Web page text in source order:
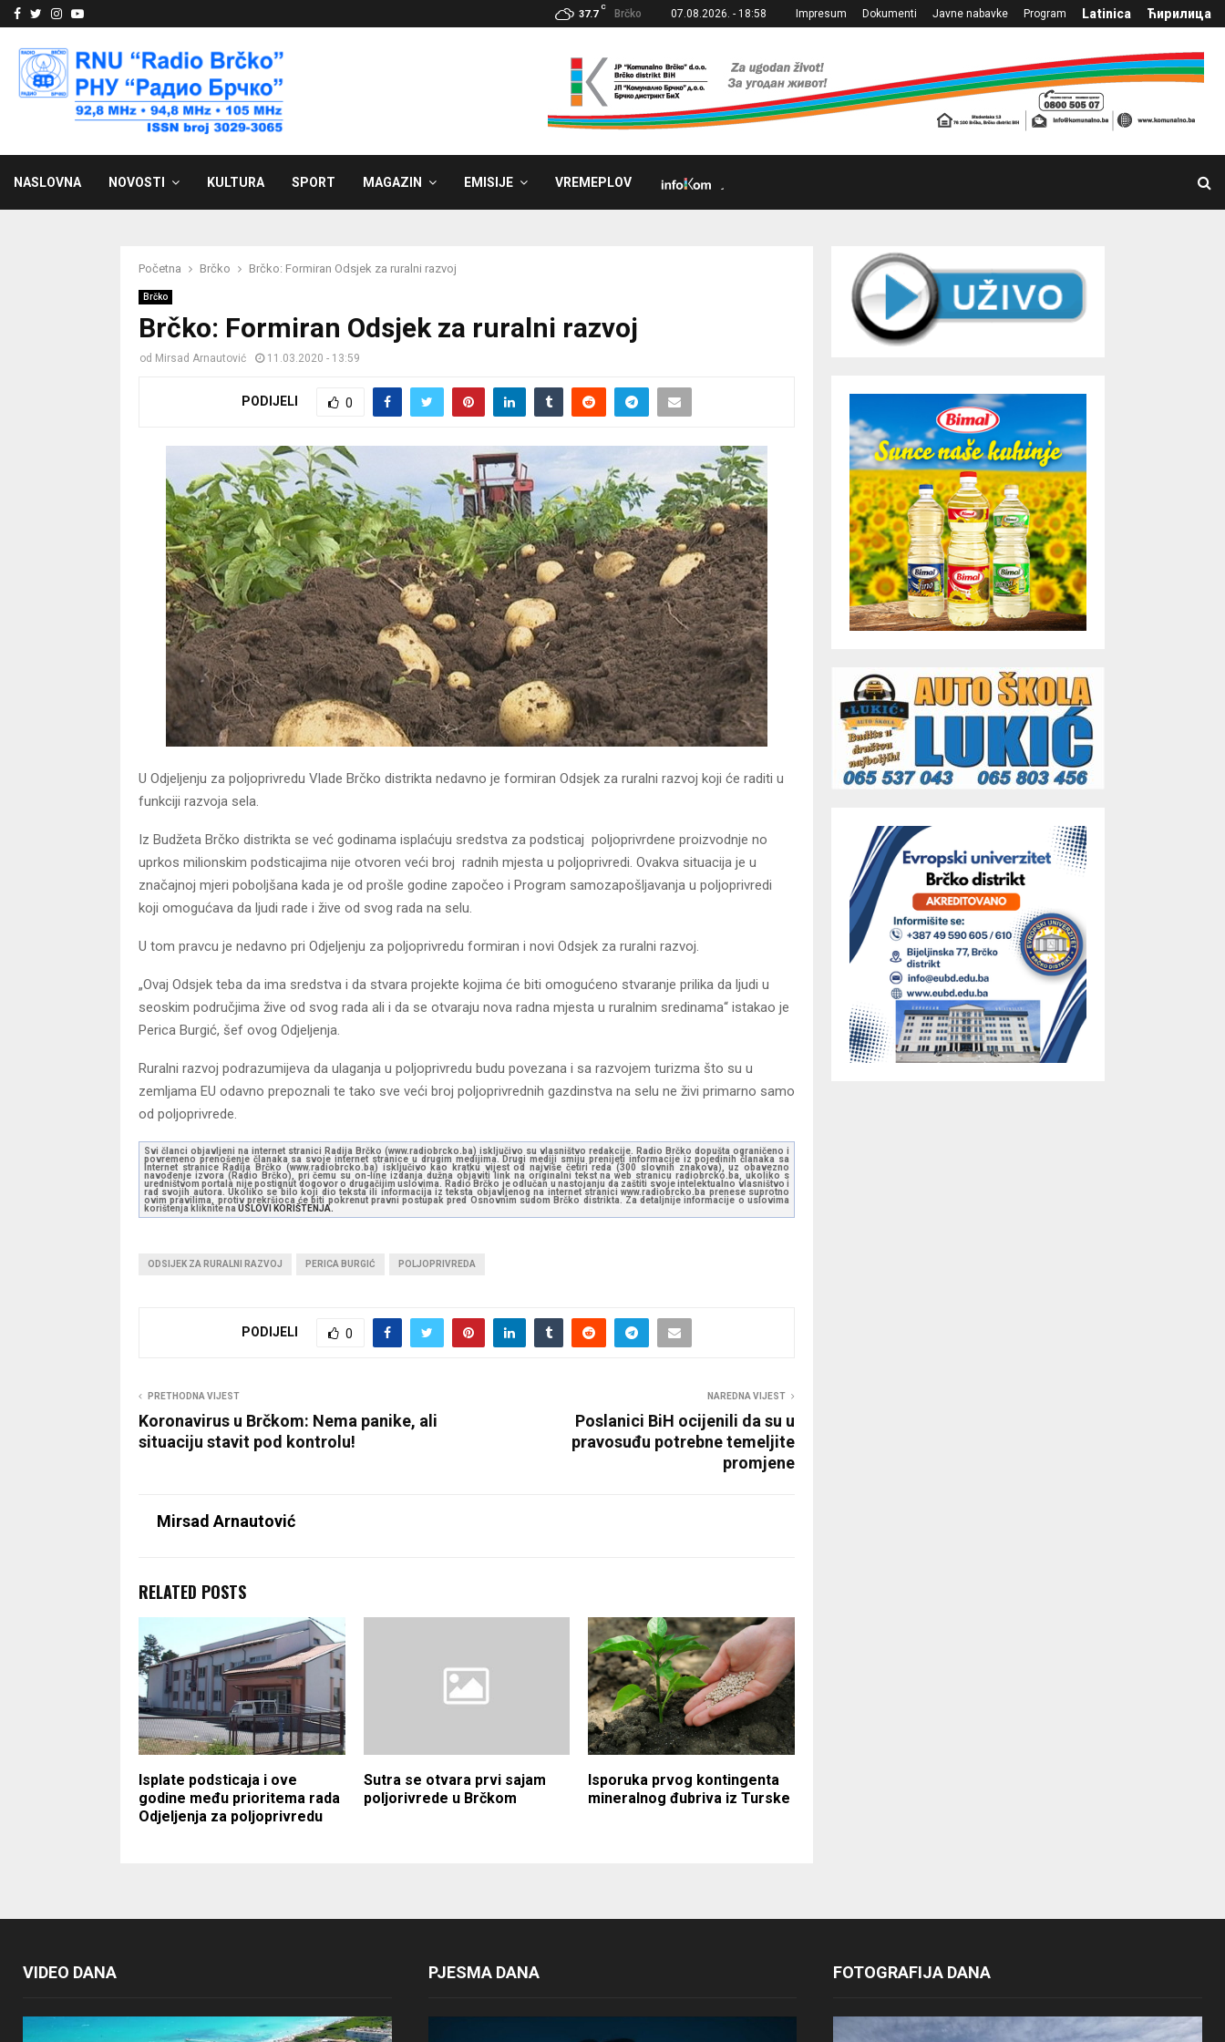
Facebook
Twitter
Instagram
Youtube 37.7
C
Brčko 07.08.2026. - 18:58 Impresum Dokumenti Javne nabavke Program Latinica Ћирилица
NASLOVNA NOVOSTI KULTURA SPORT MAGAZIN EMISIJE VREMEPLOV
Početna Brčko Brčko: Formiran Odsjek za ruralni razvoj
Brčko
Brčko: Formiran Odsjek za ruralni razvoj
od Mirsad Arnautović 11.03.2020 - 13:59
PODIJELI 0
U Odjeljenju za poljoprivredu Vlade Brčko distrikta nedavno je formiran Odsjek za ruralni razvoj koji će raditi u
funkciji razvoja sela.
Iz Budžeta Brčko distrikta se već godinama isplaćuju sredstva za podsticaj poljoprivrdene proizvodnje no
uprkos milionskim podsticajima nije otvoren veći broj radnih mjesta u poljoprivredi. Ovakva situacija je u
značajnoj mjeri poboljšana kada je od prošle godine započeo i Program samozapošljavanja u poljoprivredi
koji omogućava da ljudi rade i žive od svog rada na selu.
U tom pravcu je nedavno pri Odjeljenju za poljoprivredu formiran i novi Odsjek za ruralni razvoj.
„Ovaj Odsjek teba da ima sredstva i da stvara projekte kojima će biti omogućeno stvaranje prilika da ljudi u
seoskim područjima žive od svog rada ali i da se otvaraju nova radna mjesta u ruralnim sredinama“ istakao je
Perica Burgić, šef ovog Odjeljenja.
Ruralni razvoj podrazumijeva da ulaganja u poljoprivredu budu povezana i sa razvojem turizma što su u
zemljama EU odavno prepoznali te tako sve veći broj poljoprivrednih gazdinstva na selu ne živi primarno samo
od poljoprivrede.
Svi članci objavljeni na internet stranici Radija Brčko (www.radiobrcko.ba) isključivo su vlasništvo redakcije. Radio Brčko dopušta ograničeno i
povremeno prenošenje članaka sa svoje internet stranice u drugim medijima. Drugi mediji smiju prenijeti informacije iz pojedinih članaka sa
Internet stranice Radija Brčko (www.radiobrcko.ba) isključivo kao kratku vijest od najviše četiri reda (300 slovnih znakova), uz obavezno
navođenje izvora (Radio Brčko), pri čemu su on-line izdanja dužna objaviti link na originalni tekst na web stranicu radiobrcko.ba, ukoliko s
uredništvom portala nije postignut dogovor o drugačijim uslovima. Radio Brčko je odlučan u nastojanju da zaštiti svoje intelektualno vlasništvo i
rad svojih autora. Ukoliko se bilo koji dio teksta ili informacija iz teksta objavljenog na internet stranici www.radiobrcko.ba prenese suprotno
ovim pravilima, protiv prekršioca će biti pokrenut pravni postupak pred Osnovnim sudom Brčko distrikta. Za detaljnije informacije o uslovima
korištenja kliknite na USLOVI KORIŠTENJA.
ODSIJEK ZA RURALNI RAZVOJ PERICA BURGIĆ POLJOPRIVREDA
PODIJELI 0
PRETHODNA VIJEST
Koronavirus u Brčkom: Nema panike, ali
situaciju stavit pod kontrolu!
NAREDNA VIJEST
Poslanici BiH ocijenili da su u
pravosuđu potrebne temeljite
promjene
Mirsad Arnautović
RELATED POSTS
Isplate podsticaja i ove
godine među prioritema rada
Odjeljenja za poljoprivredu
Sutra se otvara prvi sajam
poljorivrede u Brčkom
Isporuka prvog kontingenta
mineralnog đubriva iz Turske
VIDEO DANA PJESMA DANA FOTOGRAFIJA DANA